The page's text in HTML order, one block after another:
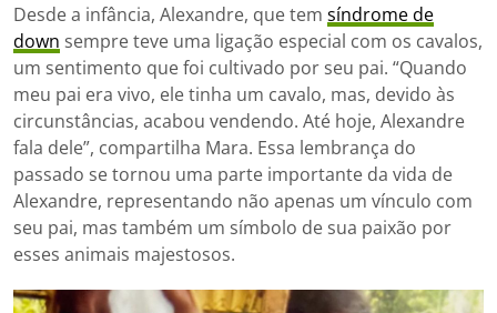
Desde a infância, Alexandre, que tem síndrome de
down sempre teve uma ligação especial com os cavalos,
um sentimento que foi cultivado por seu pai. “Quando
meu pai era vivo, ele tinha um cavalo, mas, devido às
circunstâncias, acabou vendendo. Até hoje, Alexandre
fala dele”, compartilha Mara. Essa lembrança do
passado se tornou uma parte importante da vida de
Alexandre, representando não apenas um vínculo com
seu pai, mas também um símbolo de sua paixão por
esses animais majestosos.